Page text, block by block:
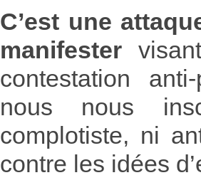
C’est une
manifester
contestation
nous nous
complotiste, ni
contre les idées